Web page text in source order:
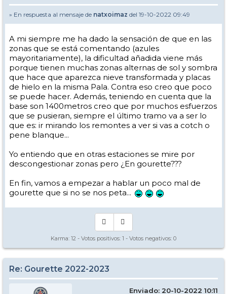
» En respuesta al mensaje de natxoimaz del 19-10-2022 09:49
A mi siempre me ha dado la sensación de que en las
zonas que se está comentando (azules
mayoritariamente), la dificultad añadida viene más
porque tienen muchas zonas alternas de sol y sombra
que hace que aparezca nieve transformada y placas
de hielo en la misma Pala. Contra eso creo que poco
se puede hacer. Además, teniendo en cuenta que la
base son 1400metros creo que por muchos esfuerzos
que se pusieran, siempre el último tramo va a ser lo
que es: ir mirando los remontes a ver si vas a cotch o
pene blanque...
Yo entiendo que en otras estaciones se mire por
descongestionar zonas pero ¿En gourette???
En fin, vamos a empezar a hablar un poco mal de
gourette que si no se nos peta...
Karma: 12 - Votos positivos: 1 - Votos negativos: 0
Re: Gourette 2022-2023
Enviado: 20-10-2022 10:11